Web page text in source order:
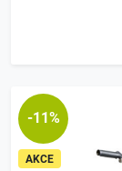
-11%
AKCE